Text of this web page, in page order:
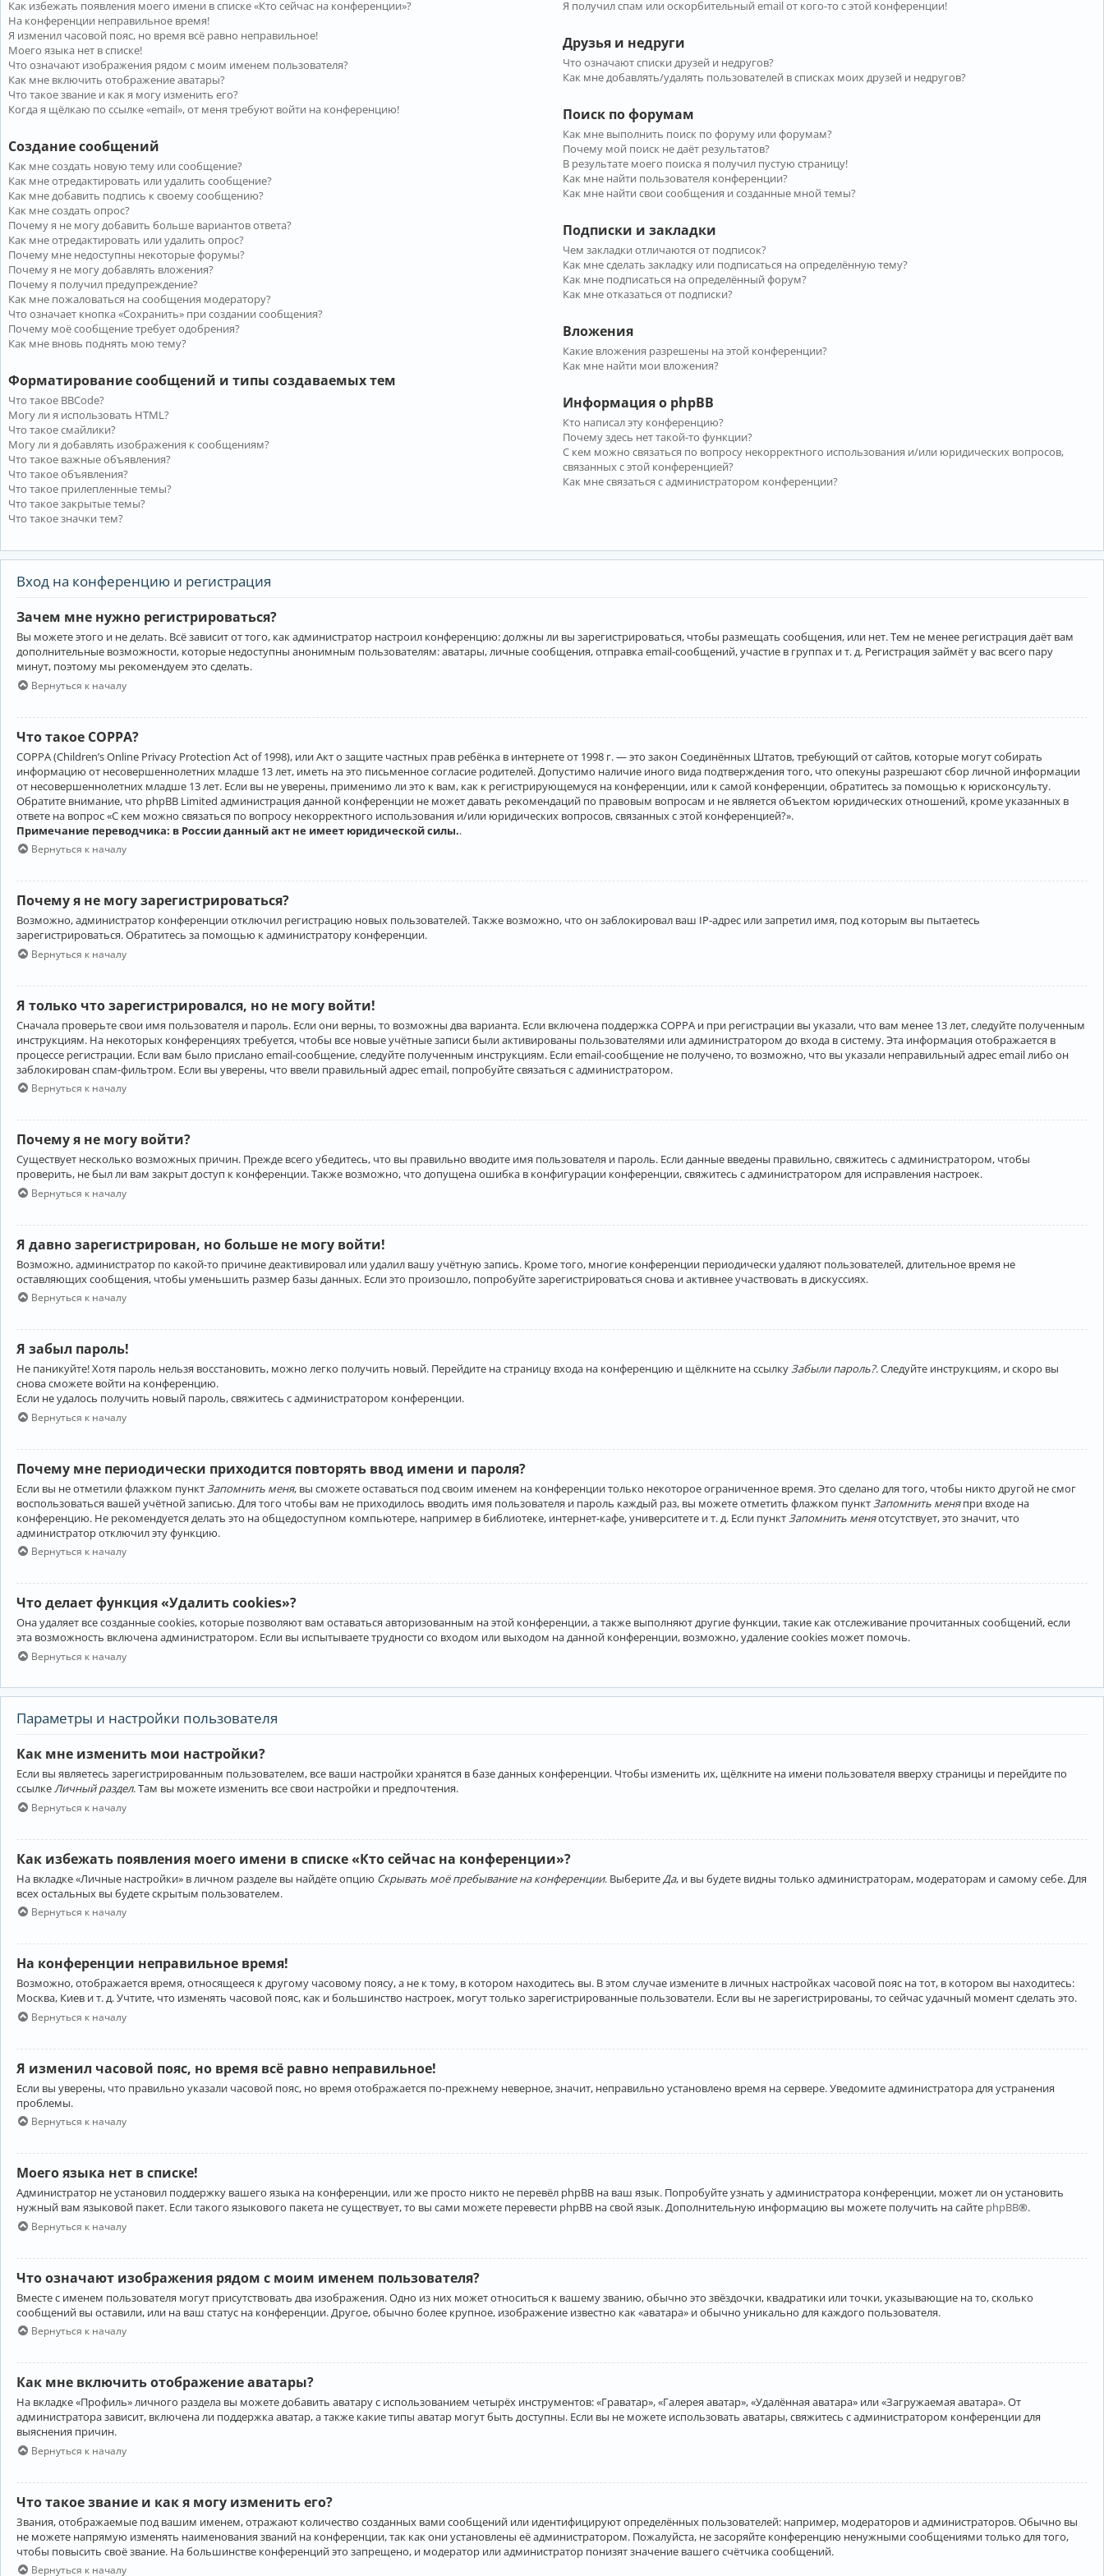
Как избежать появления моего имени в списке «Кто сейчас на конференции»?
На конференции неправильное время!
Я изменил часовой пояс, но время всё равно неправильное!
Моего языка нет в списке!
Что означают изображения рядом с моим именем пользователя?
Как мне включить отображение аватары?
Что такое звание и как я могу изменить его?
Когда я щёлкаю по ссылке «email», от меня требуют войти на конференцию!
Создание сообщений
Как мне создать новую тему или сообщение?
Как мне отредактировать или удалить сообщение?
Как мне добавить подпись к своему сообщению?
Как мне создать опрос?
Почему я не могу добавить больше вариантов ответа?
Как мне отредактировать или удалить опрос?
Почему мне недоступны некоторые форумы?
Почему я не могу добавлять вложения?
Почему я получил предупреждение?
Как мне пожаловаться на сообщения модератору?
Что означает кнопка «Сохранить» при создании сообщения?
Почему моё сообщение требует одобрения?
Как мне вновь поднять мою тему?
Форматирование сообщений и типы создаваемых тем
Что такое BBCode?
Могу ли я использовать HTML?
Что такое смайлики?
Могу ли я добавлять изображения к сообщениям?
Что такое важные объявления?
Что такое объявления?
Что такое прилепленные темы?
Что такое закрытые темы?
Что такое значки тем?
Я получил спам или оскорбительный email от кого-то с этой конференции!
Друзья и недруги
Что означают списки друзей и недругов?
Как мне добавлять/удалять пользователей в списках моих друзей и недругов?
Поиск по форумам
Как мне выполнить поиск по форуму или форумам?
Почему мой поиск не даёт результатов?
В результате моего поиска я получил пустую страницу!
Как мне найти пользователя конференции?
Как мне найти свои сообщения и созданные мной темы?
Подписки и закладки
Чем закладки отличаются от подписок?
Как мне сделать закладку или подписаться на определённую тему?
Как мне подписаться на определённый форум?
Как мне отказаться от подписки?
Вложения
Какие вложения разрешены на этой конференции?
Как мне найти мои вложения?
Информация о phpBB
Кто написал эту конференцию?
Почему здесь нет такой-то функции?
С кем можно связаться по вопросу некорректного использования и/или юридических вопросов,
связанных с этой конференцией?
Как мне связаться с администратором конференции?
Вход на конференцию и регистрация
Зачем мне нужно регистрироваться?
Вы можете этого и не делать. Всё зависит от того, как администратор настроил конференцию: должны ли вы зарегистрироваться, чтобы размещать сообщения, или нет. Тем не менее регистрация даёт вам
дополнительные возможности, которые недоступны анонимным пользователям: аватары, личные сообщения, отправка email-сообщений, участие в группах и т. д. Регистрация займёт у вас всего пару
минут, поэтому мы рекомендуем это сделать.
Вернуться к началу
Что такое COPPA?
COPPA (Children’s Online Privacy Protection Act of 1998), или Акт о защите частных прав ребёнка в интернете от 1998 г. — это закон Соединённых Штатов, требующий от сайтов, которые могут собирать
информацию от несовершеннолетних младше 13 лет, иметь на это письменное согласие родителей. Допустимо наличие иного вида подтверждения того, что опекуны разрешают сбор личной информации
от несовершеннолетних младше 13 лет. Если вы не уверены, применимо ли это к вам, как к регистрирующемуся на конференции, или к самой конференции, обратитесь за помощью к юрисконсульту.
Обратите внимание, что phpBB Limited администрация данной конференции не может давать рекомендаций по правовым вопросам и не является объектом юридических отношений, кроме указанных в
ответе на вопрос «С кем можно связаться по вопросу некорректного использования и/или юридических вопросов, связанных с этой конференцией?».
Примечание переводчика: в России данный акт не имеет юридической силы..
Вернуться к началу
Почему я не могу зарегистрироваться?
Возможно, администратор конференции отключил регистрацию новых пользователей. Также возможно, что он заблокировал ваш IP-адрес или запретил имя, под которым вы пытаетесь
зарегистрироваться. Обратитесь за помощью к администратору конференции.
Вернуться к началу
Я только что зарегистрировался, но не могу войти!
Сначала проверьте свои имя пользователя и пароль. Если они верны, то возможны два варианта. Если включена поддержка COPPA и при регистрации вы указали, что вам менее 13 лет, следуйте полученным
инструкциям. На некоторых конференциях требуется, чтобы все новые учётные записи были активированы пользователями или администратором до входа в систему. Эта информация отображается в
процессе регистрации. Если вам было прислано email-сообщение, следуйте полученным инструкциям. Если email-сообщение не получено, то возможно, что вы указали неправильный адрес email либо он
заблокирован спам-фильтром. Если вы уверены, что ввели правильный адрес email, попробуйте связаться с администратором.
Вернуться к началу
Почему я не могу войти?
Существует несколько возможных причин. Прежде всего убедитесь, что вы правильно вводите имя пользователя и пароль. Если данные введены правильно, свяжитесь с администратором, чтобы
проверить, не был ли вам закрыт доступ к конференции. Также возможно, что допущена ошибка в конфигурации конференции, свяжитесь с администратором для исправления настроек.
Вернуться к началу
Я давно зарегистрирован, но больше не могу войти!
Возможно, администратор по какой-то причине деактивировал или удалил вашу учётную запись. Кроме того, многие конференции периодически удаляют пользователей, длительное время не
оставляющих сообщения, чтобы уменьшить размер базы данных. Если это произошло, попробуйте зарегистрироваться снова и активнее участвовать в дискуссиях.
Вернуться к началу
Я забыл пароль!
Не паникуйте! Хотя пароль нельзя восстановить, можно легко получить новый. Перейдите на страницу входа на конференцию и щёлкните на ссылкуЗабыли пароль?. Следуйте инструкциям, и скоро вы
снова сможете войти на конференцию.
Если не удалось получить новый пароль, свяжитесь с администратором конференции.
Вернуться к началу
Почему мне периодически приходится повторять ввод имени и пароля?
Если вы не отметили флажком пункт Запомнить меня, вы сможете оставаться под своим именем на конференции только некоторое ограниченное время. Это сделано для того, чтобы никто другой не смог
воспользоваться вашей учётной записью. Для того чтобы вам не приходилось вводить имя пользователя и пароль каждый раз, вы можете отметить флажком пункт Запомнить меняпри входе на
конференцию. Не рекомендуется делать это на общедоступном компьютере, например в библиотеке, интернет-кафе, университете и т. д. Если пункт Запомнить меняотсутствует, это значит, что
администратор отключил эту функцию.
Вернуться к началу
Что делает функция «Удалить cookies»?
Она удаляет все созданные cookies, которые позволяют вам оставаться авторизованным на этой конференции, а также выполняют другие функции, такие как отслеживание прочитанных сообщений, если
эта возможность включена администратором. Если вы испытываете трудности со входом или выходом на данной конференции, возможно, удаление cookies может помочь.
Вернуться к началу
Параметры и настройки пользователя
Как мне изменить мои настройки?
Если вы являетесь зарегистрированным пользователем, все ваши настройки хранятся в базе данных конференции. Чтобы изменить их, щёлкните на имени пользователя вверху страницы и перейдите по
ссылкеЛичный раздел. Там вы можете изменить все свои настройки и предпочтения.
Вернуться к началу
Как избежать появления моего имени в списке «Кто сейчас на конференции»?
На вкладке «Личные настройки» в личном разделе вы найдёте опцию Скрывать моё пребывание на конференции. Выберите Да, и вы будете видны только администраторам, модераторам и самому себе. Для
всех остальных вы будете скрытым пользователем.
Вернуться к началу
На конференции неправильное время!
Возможно, отображается время, относящееся к другому часовому поясу, а не к тому, в котором находитесь вы. В этом случае измените в личных настройках часовой пояс на тот, в котором вы находитесь:
Москва, Киев и т. д. Учтите, что изменять часовой пояс, как и большинство настроек, могут только зарегистрированные пользователи. Если вы не зарегистрированы, то сейчас удачный момент сделать это.
Вернуться к началу
Я изменил часовой пояс, но время всё равно неправильное!
Если вы уверены, что правильно указали часовой пояс, но время отображается по-прежнему неверное, значит, неправильно установлено время на сервере. Уведомите администратора для устранения
проблемы.
Вернуться к началу
Моего языка нет в списке!
Администратор не установил поддержку вашего языка на конференции, или же просто никто не перевёл phpBB на ваш язык. Попробуйте узнать у администратора конференции, может ли он установить
нужный вам языковой пакет. Если такого языкового пакета не существует, то вы сами можете перевести phpBB на свой язык. Дополнительную информацию вы можете получить на сайте phpBB®.
Вернуться к началу
Что означают изображения рядом с моим именем пользователя?
Вместе с именем пользователя могут присутствовать два изображения. Одно из них может относиться к вашему званию, обычно это звёздочки, квадратики или точки, указывающие на то, сколько
сообщений вы оставили, или на ваш статус на конференции. Другое, обычно более крупное, изображение известно как «аватара» и обычно уникально для каждого пользователя.
Вернуться к началу
Как мне включить отображение аватары?
На вкладке «Профиль» личного раздела вы можете добавить аватару с использованием четырёх инструментов: «Граватар», «Галерея аватар», «Удалённая аватара» или «Загружаемая аватара». От
администратора зависит, включена ли поддержка аватар, а также какие типы аватар могут быть доступны. Если вы не можете использовать аватары, свяжитесь с администратором конференции для
выяснения причин.
Вернуться к началу
Что такое звание и как я могу изменить его?
Звания, отображаемые под вашим именем, отражают количество созданных вами сообщений или идентифицируют определённых пользователей: например, модераторов и администраторов. Обычно вы
не можете напрямую изменять наименования званий на конференции, так как они установлены её администратором. Пожалуйста, не засоряйте конференцию ненужными сообщениями только для того,
чтобы повысить своё звание. На большинстве конференций это запрещено, и модератор или администратор понизят значение вашего счётчика сообщений.
Вернуться к началу